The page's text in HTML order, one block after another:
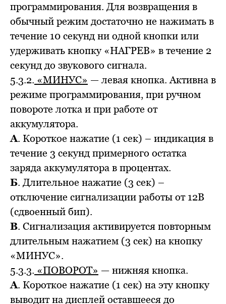
программирования. Для возвращения в
обычный режим достаточно не нажимать в
течение 10 секунд ни одной кнопки или
удерживать кнопку «НАГРЕВ» в течение 2
секунд до звукового сигнала.
5.3.2. «МИНУС» — левая кнопка. Активна в
режиме программирования, при ручном
повороте лотка и при работе от
аккумулятора.
А. Короткое нажатие (1 сек) – индикация в
течение 3 секунд примерного остатка
заряда аккумулятора в процентах.
Б. Длительное нажатие (3 сек) –
отключение сигнализации работы от 12В
(сдвоенный бип).
В. Сигнализация активируется повторным
длительным нажатием (3 сек) на кнопку
«МИНУС».
5.3.3. «ПОВОРОТ» — нижняя кнопка.
А. Короткое нажатие (1 сек) на эту кнопку
выводит на дисплей оставшееся до